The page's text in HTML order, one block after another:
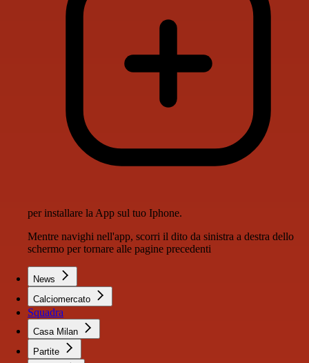
per installare la App sul tuo Iphone.
Mentre navighi nell'app, scorri il dito da sinistra a destra dello
schermo per tornare alle pagine precedenti
News
Calciomercato
Squadra
Casa Milan
Partite